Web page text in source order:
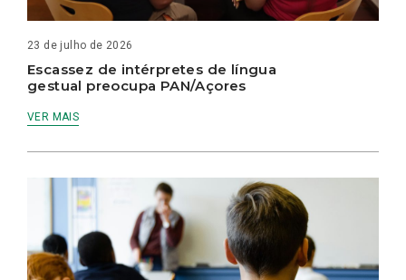
23 de julho de 2026
Escassez de intérpretes de língua
gestual preocupa PAN/Açores
VER MAIS